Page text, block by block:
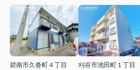
碧南市久沓町４丁目
刈谷市池田町１丁目